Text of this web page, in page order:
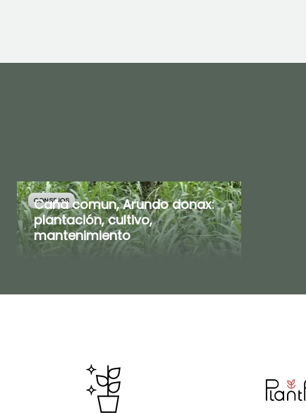
CONSEJOS
Caña comun, Arundo donax:
plantación, cultivo,
mantenimiento